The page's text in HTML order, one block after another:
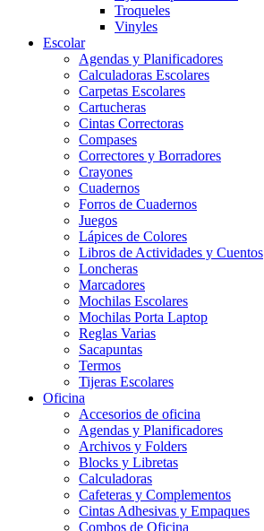
Troqueles
Vinyles
Escolar
Agendas y Planificadores
Calculadoras Escolares
Carpetas Escolares
Cartucheras
Cintas Correctoras
Compases
Correctores y Borradores
Crayones
Cuadernos
Forros de Cuadernos
Juegos
Lápices de Colores
Libros de Actividades y Cuentos
Loncheras
Marcadores
Mochilas Escolares
Mochilas Porta Laptop
Reglas Varias
Sacapuntas
Termos
Tijeras Escolares
Oficina
Accesorios de oficina
Agendas y Planificadores
Archivos y Folders
Blocks y Libretas
Calculadoras
Cafeteras y Complementos
Cintas Adhesivas y Empaques
Combos de Oficina